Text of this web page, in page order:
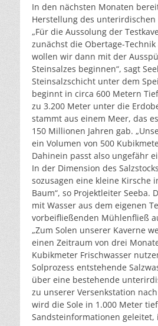
In den nächsten Monaten
Herstellung des unterirdischen
„Für die Aussolung der
zunächst die Obertage-
wollen wir dann mit der
Steinsalzes beginnen“, sagt
Steinsalzschicht unter dem
beginnt in circa 600 Metern
zu 3.200 Meter unter die
stammt aus einem Meer, das
150 Millionen Jahren gab.
ein Volumen von 500
Dahinein passt also ungefähr
In der Dimension des
sozusagen eine kleine Kirsche
Baum“, so Projektleiter Seeba.
mit Wasser aus dem eigenen
vorbeifließenden Mühlenfließ
„Zum Solen unserer Kaverne
einen Zeitraum von drei
Kubikmeter Frischwasser
Solprozess entstehende
über eine bestehende
zu unserer Versenkstation
wird die Sole in 1.000 Meter
Sandsteinformationen geleitet,